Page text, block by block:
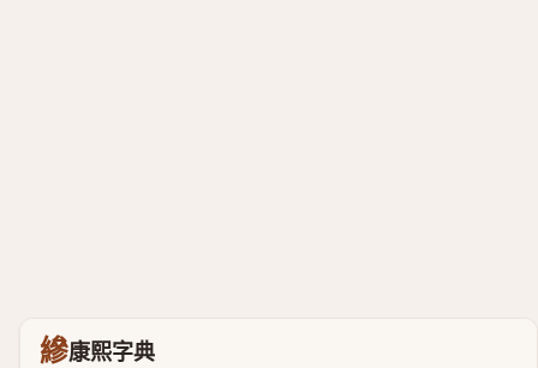
縿康熙字典